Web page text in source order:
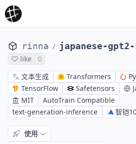
rinna /
like
0
文本生成
Transformers
TensorFlow
Safetensors
MIT
AutoTrain Compatible
text-generation-inference
智铠
使用